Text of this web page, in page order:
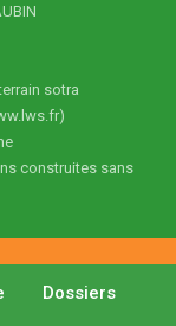
sotra
construites sans
Dossiers